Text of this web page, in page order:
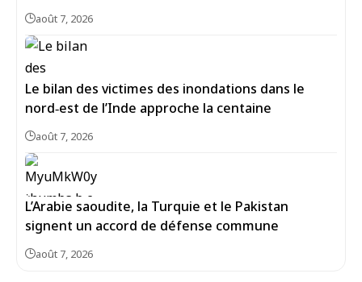
août 7, 2026
Le bilan des victimes des inondations dans le
nord‑est de l’Inde approche la centaine
août 7, 2026
L’Arabie saoudite, la Turquie et le Pakistan
signent un accord de défense commune
août 7, 2026